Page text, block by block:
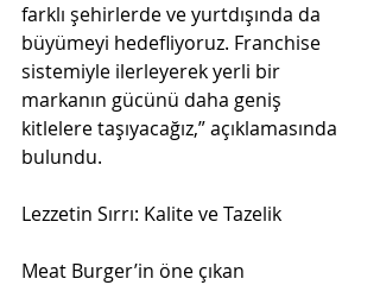
farklı şehirlerde ve yurtdışında da
büyümeyi hedefliyoruz. Franchise
sistemiyle ilerleyerek yerli bir
markanın gücünü daha geniş
kitlelere taşıyacağız,” açıklamasında
bulundu.
Lezzetin Sırrı: Kalite ve Tazelik
Meat Burger’in öne çıkan